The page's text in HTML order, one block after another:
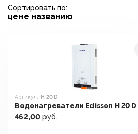
Сортировать по:
цене названию
Артикул: H 20 D
Водонагреватели Edisson H 20 D
462,00 руб.